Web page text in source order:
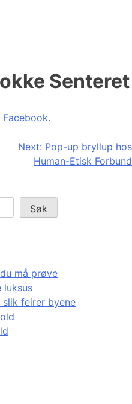
Senteret
Facebook.
Next: Pop-up bryllup hos
Human-Etisk Forbund
Søk
må prøve
luksus
slik feirer byene